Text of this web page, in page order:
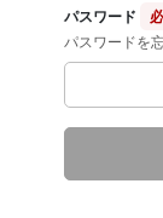
パスワード
パスワードを